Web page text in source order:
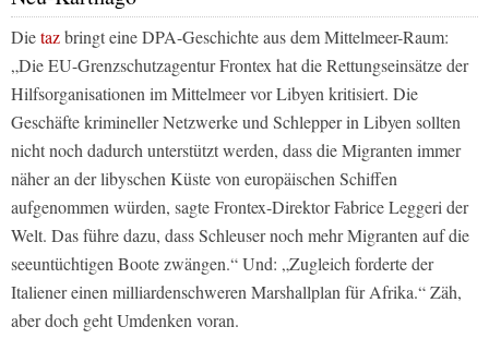
Dietazbringt eine DPA-Geschichte aus dem Mittelmeer-Raum:
„Die EU-Grenzschutzagentur Frontex hat die Rettungseinsätze der
Hilfsorganisationen im Mittelmeer vor Libyen kritisiert. Die
Geschäfte krimineller Netzwerke und Schlepper in Libyen sollten
nicht noch dadurch unterstützt werden, dass die Migranten immer
näher an der libyschen Küste von europäischen Schiffen
aufgenommen würden, sagte Frontex-Direktor Fabrice Leggeri der
Welt. Das führe dazu, dass Schleuser noch mehr Migranten auf die
seeuntüchtigen Boote zwängen.“Und: „Zugleich forderte der
Italiener einen milliardenschweren Marshallplan für Afrika.“Zäh,
aber doch geht Umdenken voran.